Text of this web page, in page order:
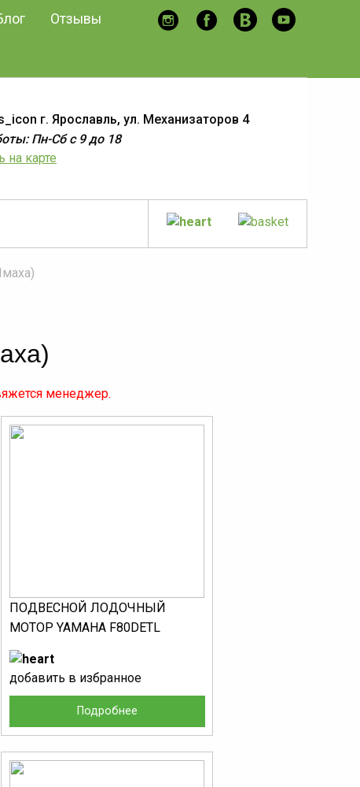
Отзывы
г. Ярославль, ул. Механизаторов 4
Пн-Сб с 9 до 18
на карте
менеджер.
ПОДВЕСНОЙ ЛОДОЧНЫЙ
МОТОР YAMAHA F80DETL
Подробнее
добавить в избранное